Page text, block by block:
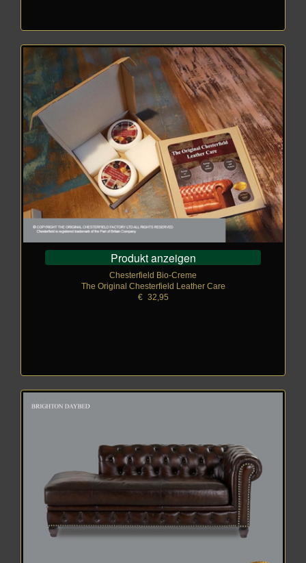
Produkt anzeigen
Chesterfield Bio-Creme
The Original Chesterfield Leather Care
€_ 32,95